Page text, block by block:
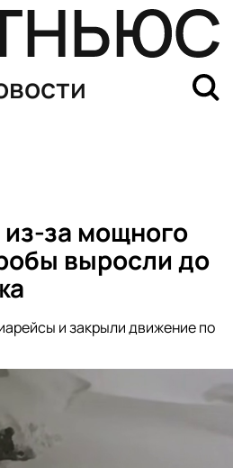
за мощного
выросли до
и закрыли движение по
работе ЖКХ